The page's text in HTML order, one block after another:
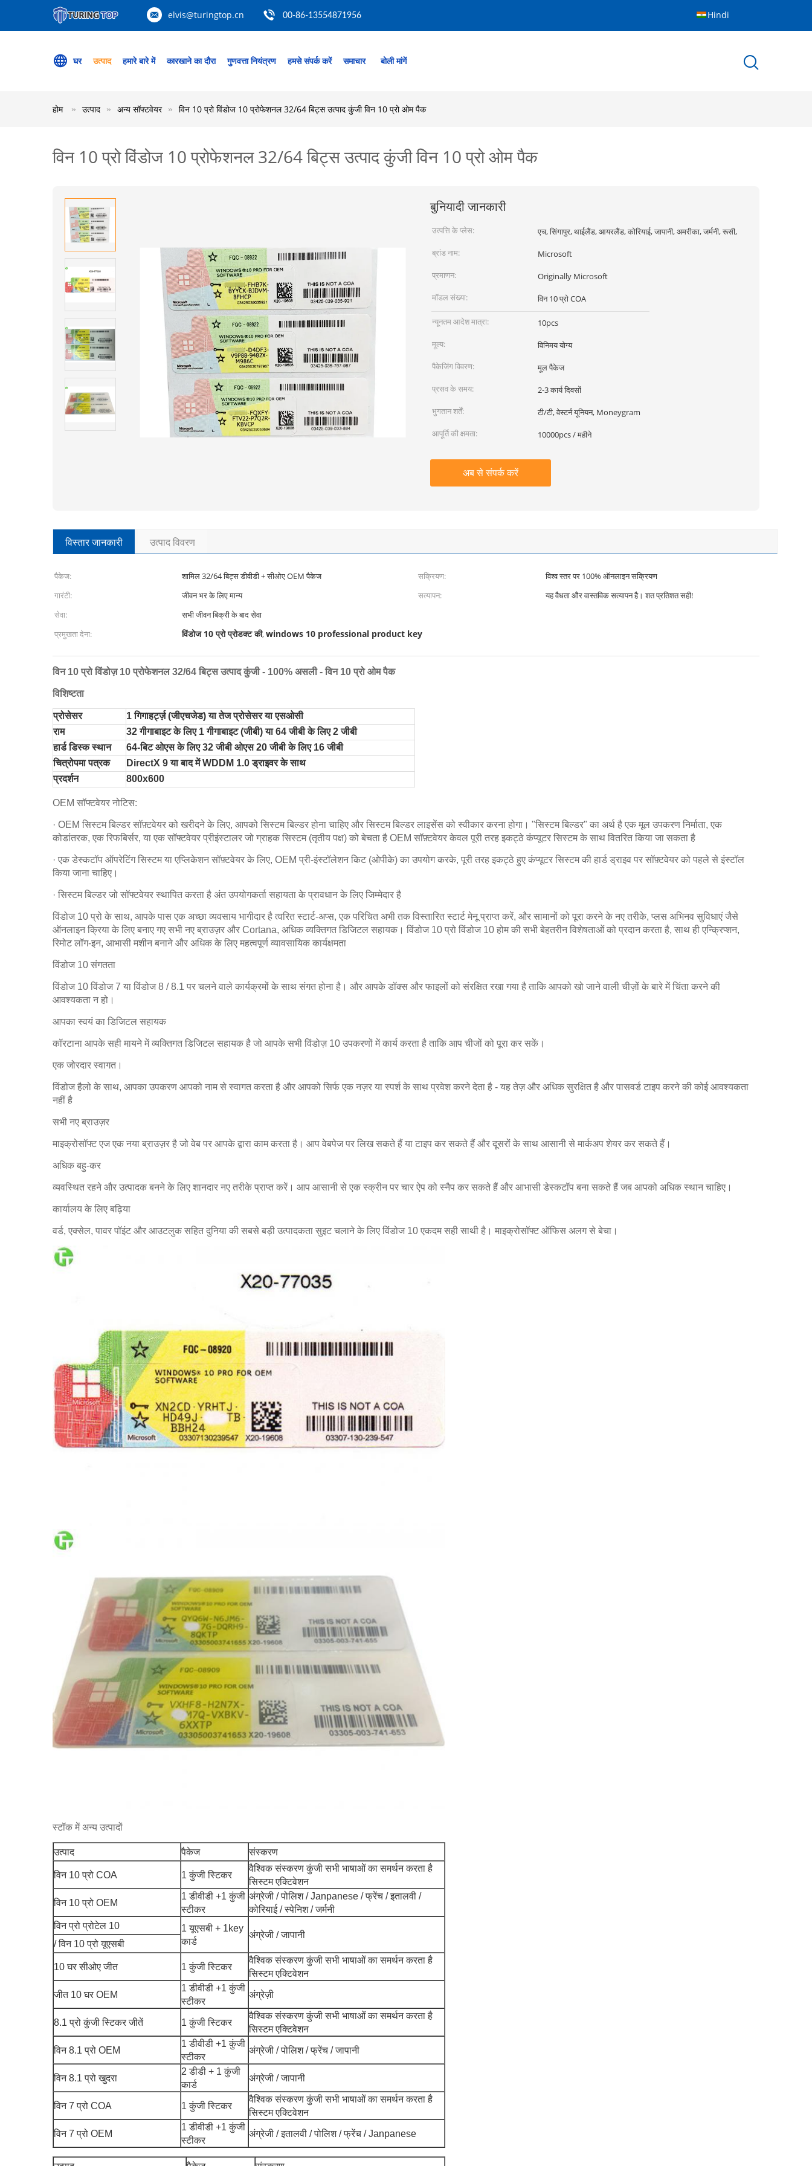
elvis@turingtop.cn 00-86-13554871956 Hindi
घर उत्पाद हमारे बारे में कारखाने का दौरा गुणवत्ता नियंत्रण हमसे संपर्क करें समाचार बोली मांगें
होम उत्पाद अन्य सॉफ्टवेयर विन 10 प्रो विंडोज 10 प्रोफेशनल 32/64 बिट्स उत्पाद कुंजी विन 10 प्रो ओम पैक
विन 10 प्रो विंडोज 10 प्रोफेशनल 32/64 बिट्स उत्पाद कुंजी विन 10 प्रो ओम पैक
बुनियादी जानकारी
उत्पत्ति के प्लेस:
एच, सिंगापुर, थाईलैंड, आयरलैंड, कोरियाई, जापानी, अमरीका, जर्मनी, रूसी,
ब्रांड नाम:
Microsoft
प्रमाणन:
Originally Microsoft
मॉडल संख्या:
विन 10 प्रो COA
न्यूनतम आदेश मात्रा:
10pcs
मूल्य:
विनिमय योग्य
पैकेजिंग विवरण:
मूल पैकेज
प्रसव के समय:
2-3 कार्य दिवसों
भुगतान शर्तें:
टी/टी, वेस्टर्न यूनियन, Moneygram
आपूर्ति की क्षमता:
10000pcs / महीने
अब से संपर्क करें
विस्तार जानकारी उत्पाद विवरण
पैकेज: शामिल 32/64 बिट्स डीवीडी + सीओए OEM पैकेज सक्रियण:
विश्व स्तर पर 100% ऑनलाइन सक्रियण
गारंटी:
जीवन भर के लिए मान्य सत्यापन:
यह वैधता और वास्तविक सत्यापन है। शत प्रतिशत सही!
सेवा:
सभी जीवन बिक्री के बाद सेवा
प्रमुखता देना:
विंडोज 10 प्रो प्रोडक्ट की,windows 10 professional product key
विन 10 प्रो विंडोज़ 10 प्रोफेशनल 32/64 बिट्स उत्पाद कुंजी - 100% असली - विन 10 प्रो ओम पैक
विशिष्टता
प्रोसेसर
1 गिगाहर्ट्ज़ (जीएचजेड) या तेज प्रोसेसर या एसओसी
राम
32 गीगाबाइट के लिए 1 गीगाबाइट (जीबी) या 64 जीबी के लिए 2 जीबी
हार्ड डिस्क स्थान
64-बिट ओएस के लिए 32 जीबी ओएस 20 जीबी के लिए 16 जीबी
चित्रोपमा पत्रक
DirectX 9 या बाद में WDDM 1.0 ड्राइवर के साथ
प्रदर्शन
800x600
OEM सॉफ्टवेयर नोटिस:
· OEM सिस्टम बिल्डर सॉफ़्टवेयर को खरीदने के लिए, आपको सिस्टम बिल्डर होना चाहिए और सिस्टम बिल्डर लाइसेंस को स्वीकार करना होगा। "सिस्टम बिल्डर" का अर्थ है एक मूल उपकरण निर्माता, एक
कोडांतरक, एक रिफबिर्सर, या एक सॉफ्टवेयर प्रीइंस्टालर जो ग्राहक सिस्टम (तृतीय पक्ष) को बेचता है OEM सॉफ़्टवेयर केवल पूरी तरह इकट्ठे कंप्यूटर सिस्टम के साथ वितरित किया जा सकता है
· एक डेस्कटॉप ऑपरेटिंग सिस्टम या एप्लिकेशन सॉफ़्टवेयर के लिए, OEM प्री-इंस्टॉलेशन किट (ओपीके) का उपयोग करके, पूरी तरह इकट्ठे हुए कंप्यूटर सिस्टम की हार्ड ड्राइव पर सॉफ़्टवेयर को पहले से इंस्टॉल
किया जाना चाहिए।
· सिस्टम बिल्डर जो सॉफ्टवेयर स्थापित करता है अंत उपयोगकर्ता सहायता के प्रावधान के लिए जिम्मेदार है
विंडोज 10 प्रो के साथ, आपके पास एक अच्छा व्यवसाय भागीदार है त्वरित स्टार्ट-अप्स, एक परिचित अभी तक विस्तारित स्टार्ट मेनू प्राप्त करें, और सामानों को पूरा करने के नए तरीके, प्लस अभिनव सुविधाएं जैसे
ऑनलाइन क्रिया के लिए बनाए गए सभी नए ब्राउज़र और Cortana, अधिक व्यक्तिगत डिजिटल सहायक। विंडोज 10 प्रो विंडोज 10 होम की सभी बेहतरीन विशेषताओं को प्रदान करता है, साथ ही एन्क्रिप्शन,
रिमोट लॉग-इन, आभासी मशीन बनाने और अधिक के लिए महत्वपूर्ण व्यावसायिक कार्यक्षमता
विंडोज 10 संगतता
विंडोज 10 विंडोज 7 या विंडोज 8 / 8.1 पर चलने वाले कार्यक्रमों के साथ संगत होना है। और आपके डॉक्स और फाइलों को संरक्षित रखा गया है ताकि आपको खो जाने वाली चीज़ों के बारे में चिंता करने की
आवश्यकता न हो।
आपका स्वयं का डिजिटल सहायक
कॉरटाना आपके सही मायने में व्यक्तिगत डिजिटल सहायक है जो आपके सभी विंडोज़ 10 उपकरणों में कार्य करता है ताकि आप चीजों को पूरा कर सकें।
एक जोरदार स्वागत।
विंडोज हैलो के साथ, आपका उपकरण आपको नाम से स्वागत करता है और आपको सिर्फ एक नज़र या स्पर्श के साथ प्रवेश करने देता है - यह तेज़ और अधिक सुरक्षित है और पासवर्ड टाइप करने की कोई आवश्यकता
नहीं है
सभी नए ब्राउज़र
माइक्रोसॉफ्ट एज एक नया ब्राउज़र है जो वेब पर आपके द्वारा काम करता है। आप वेबपेज पर लिख सकते हैं या टाइप कर सकते हैं और दूसरों के साथ आसानी से मार्कअप शेयर कर सकते हैं।
अधिक बहु-कर
व्यवस्थित रहने और उत्पादक बनने के लिए शानदार नए तरीके प्राप्त करें। आप आसानी से एक स्क्रीन पर चार ऐप को स्नैप कर सकते हैं और आभासी डेस्कटॉप बना सकते हैं जब आपको अधिक स्थान चाहिए।
कार्यालय के लिए बढ़िया
वर्ड, एक्सेल, पावर पॉइंट और आउटलुक सहित दुनिया की सबसे बड़ी उत्पादकता सुइट चलाने के लिए विंडोज 10 एकदम सही साथी है। माइक्रोसॉफ्ट ऑफिस अलग से बेचा।
स्टॉक में अन्य उत्पादों
उत्पाद पैकेज संस्करण
विन 10 प्रो COA 1 कुंजी स्टिकर
वैश्विक संस्करण कुंजी सभी भाषाओं का समर्थन करता है
सिस्टम एक्टिवेशन
विन 10 प्रो OEM
1 डीवीडी +1 कुंजी
स्टीकर
अंग्रेजी / पोलिश / Janpanese / फ्रेंच / इतालवी /
कोरियाई / स्पेनिश / जर्मनी
विन प्रो प्रोटेल 10
1 यूएसबी + 1key
कार्ड
अंग्रेजी / जापानी
/ विन 10 प्रो यूएसबी
10 घर सीओए जीत 1 कुंजी स्टिकर
वैश्विक संस्करण कुंजी सभी भाषाओं का समर्थन करता है
सिस्टम एक्टिवेशन
जीत 10 घर OEM
1 डीवीडी +1 कुंजी
स्टीकर
अंग्रेज़ी
8.1 प्रो कुंजी स्टिकर जीतें 1 कुंजी स्टिकर
वैश्विक संस्करण कुंजी सभी भाषाओं का समर्थन करता है
सिस्टम एक्टिवेशन
विन 8.1 प्रो OEM
1 डीवीडी +1 कुंजी
स्टीकर
अंग्रेजी / पोलिश / फ्रेंच / जापानी
विन 8.1 प्रो खुदरा
2 डीडी + 1 कुंजी
कार्ड
अंग्रेजी / जापानी
विन 7 प्रो COA 1 कुंजी स्टिकर
वैश्विक संस्करण कुंजी सभी भाषाओं का समर्थन करता है
सिस्टम एक्टिवेशन
विन 7 प्रो OEM
1 डीवीडी +1 कुंजी
स्टीकर
अंग्रेजी / इतालवी / पोलिश / फ्रेंच / Janpanese